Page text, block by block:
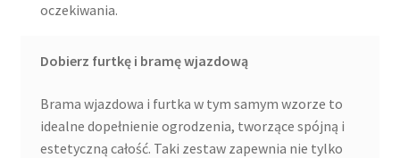
oczekiwania.
Dobierz furtkę i bramę wjazdową
Brama wjazdowa i furtka w tym samym wzorze to
idealne dopełnienie ogrodzenia, tworzące spójną i
estetyczną całość. Taki zestaw zapewnia nie tylko